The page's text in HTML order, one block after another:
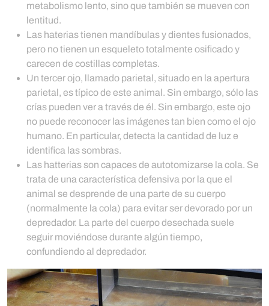
metabolismo lento, sino que también se mueven con
lentitud.
Las haterias tienen mandíbulas y dientes fusionados,
pero no tienen un esqueleto totalmente osificado y
carecen de costillas completas.
Un tercer ojo, llamado parietal, situado en la apertura
parietal, es típico de este animal. Sin embargo, sólo las
crías pueden ver a través de él. Sin embargo, este ojo
no puede reconocer las imágenes tan bien como el ojo
humano. En particular, detecta la cantidad de luz e
identifica las sombras.
Las hatterias son capaces de autotomizarse la cola. Se
trata de una característica defensiva por la que el
animal se desprende de una parte de su cuerpo
(normalmente la cola) para evitar ser devorado por un
depredador. La parte del cuerpo desechada suele
seguir moviéndose durante algún tiempo,
confundiendo al depredador.